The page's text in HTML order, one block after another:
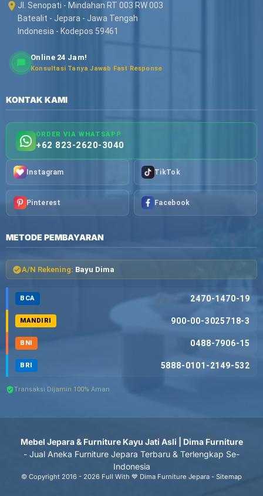
Jl. Senopati - Mindahan RT 003 RW 003
Batealit - Jepara - Jawa Tengah
Indonesia - Kodepos 59461
Online 24 Jam!
Konsultasi Tanya Jawab Fast Response
KONTAK KAMI
ORDER VIA WHATSAPP
+62 823-2620-3040
Instagram TikTok
Pinterest Facebook
METODE PEMBAYARAN
A/N Rekening: Bayu Dima
BCA 2470-1470-19
MANDIRI 900-00-3025718-3
BNI 0488-7906-15
BRI 5888-0101-2149-532
Transaksi Dijamin 100% Aman
Mebel Jepara & Furniture Kayu Jati Asli | Dima Furniture
- Jual Aneka Furniture Jepara Terbaru & Terlengkap Se-
Indonesia
© Copyright 2016 - 2026 Full With 💙 Dima Furniture Jepara - Sitemap